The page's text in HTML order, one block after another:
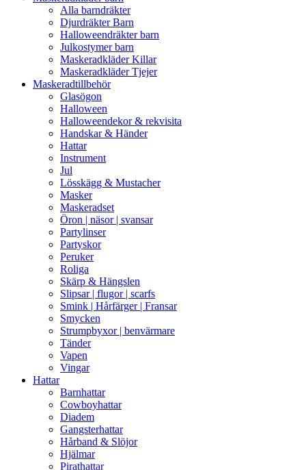
Alla barndräkter
Djurdräkter Barn
Halloweendräkter barn
Julkostymer barn
Maskeradkläder Killar
Maskeradkläder Tjejer
Maskeradtillbehör
Glasögon
Halloween
Halloweendekor & rekvisita
Handskar & Händer
Hattar
Instrument
Jul
Lösskägg & Mustacher
Masker
Maskeradset
Öron | näsor | svansar
Partylinser
Partyskor
Peruker
Roliga
Skärp & Hängslen
Slipsar | flugor | scarfs
Smink | Hårfärger | Fransar
Smycken
Strumpbyxor | benvärmare
Tänder
Vapen
Vingar
Hattar
Barnhattar
Cowboyhattar
Diadem
Gangsterhattar
Hårband & Slöjor
Hjälmar
Pirathattar